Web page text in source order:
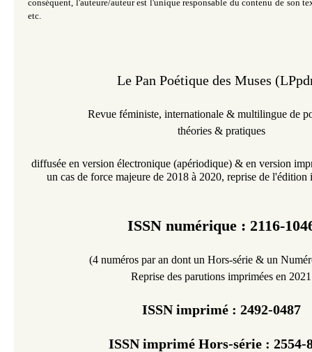
conséquent, l'auteure/auteur est l'unique responsable du contenu de son
etc.
Le Pan Poétique des Muses
Revue féministe, internationale &multilingue de
théories & pratiques
diffusée en version électronique (apériodique) & en version
un cas de force majeure de 2018 à 2020, reprise de l'édition
ISSN numérique : 2116-
(4 numéros par an dont un Hors-série & un
Reprise des parutions imprimées en 2021
ISSN imprimé : 2492-0487
ISSN imprimé Hors-série : 2554-